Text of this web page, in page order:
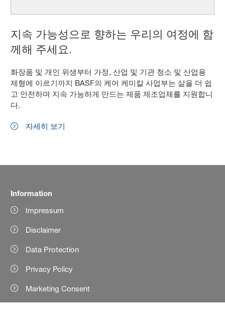
지속 가능성으로 향하는 우리의 여정에 함
께해 주세요.
화장품 및 개인 위생부터 가정, 산업 및 기관 청소 및 산업용
제형에 이르기까지 BASF의 케어 케미칼 사업부는 삶을 더 쉽
고 안전하며 지속 가능하게 만드는 제품 제조업체를 지원합니
다.
자세히 보기
Information
Impressum
Disclaimer
Data Protection
Privacy Policy
Marketing Consent